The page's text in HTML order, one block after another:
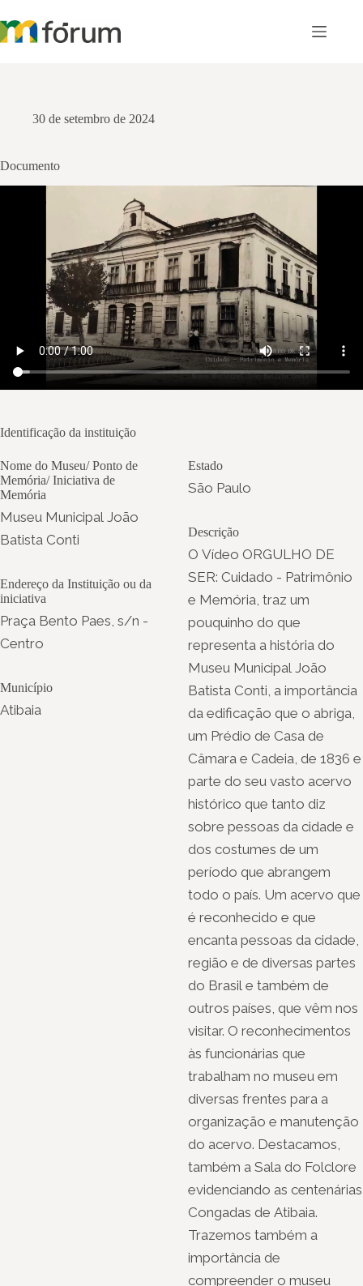
para
o
30 de setembro de 2024
Documento
Identificação da instituição
Nome do Museu/ Ponto de
Memória/ Iniciativa de
Memória
Museu Municipal João
Batista Conti
Endereço da Instituição ou da
iniciativa
Praça Bento Paes, s/n -
Centro
Município
Atibaia
Estado
São Paulo
Descrição
O Vídeo ORGULHO DE
SER: Cuidado - Patrimônio
e Memória, traz um
pouquinho do que
representa a história do
Museu Municipal João
Batista Conti, a importância
da edificação que o abriga,
um Prédio de Casa de
Câmara e Cadeia, de 1836 e
parte do seu vasto acervo
histórico que tanto diz
sobre pessoas da cidade e
dos costumes de um
período que abrangem
todo o país. Um acervo que
é reconhecido e que
encanta pessoas da cidade,
região e de diversas partes
do Brasil e também de
outros países, que vêm nos
visitar. O reconhecimentos
às funcionárias que
trabalham no museu em
diversas frentes para a
organização e manutenção
do acervo. Destacamos,
também a Sala do Folclore
evidenciando as centenárias
Congadas de Atibaia.
Trazemos também a
importância de
compreender o museu